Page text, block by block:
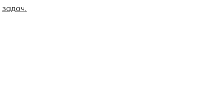
задач.